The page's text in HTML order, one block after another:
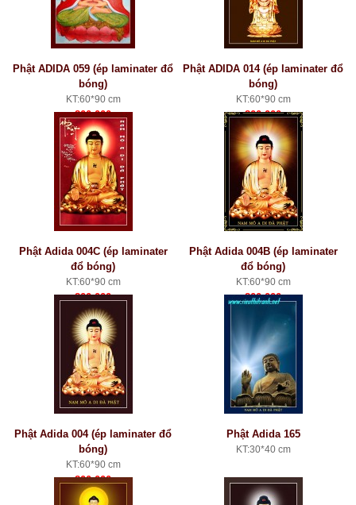
Phật ADIDA 059 (ép laminater đổ
bóng)
KT:60*90 cm
800.000
Phật ADIDA 014 (ép laminater đổ
bóng)
KT:60*90 cm
800.000
Phật Adida 004C (ép laminater
đổ bóng)
KT:60*90 cm
800.000
Phật Adida 004B (ép laminater
đổ bóng)
KT:60*90 cm
800.000
Phật Adida 004 (ép laminater đổ
bóng)
KT:60*90 cm
800.000
Phật Adida 165
KT:30*40 cm